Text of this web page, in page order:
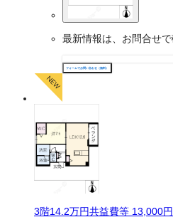
最新情報は、お問合せ
フォームでお問い合わせ（無料）
3階14.2万円共益費等 13,000円